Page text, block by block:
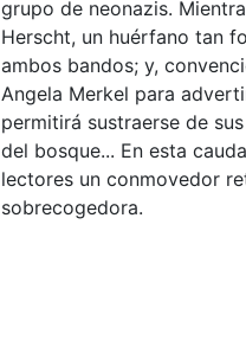
grupo de neonazis.
Herscht, un huérfano tan
ambos bandos; y,
Angela Merkel para
permitirá sustraerse de
del bosque... En esta
lectores un conmovedor
sobrecogedora.